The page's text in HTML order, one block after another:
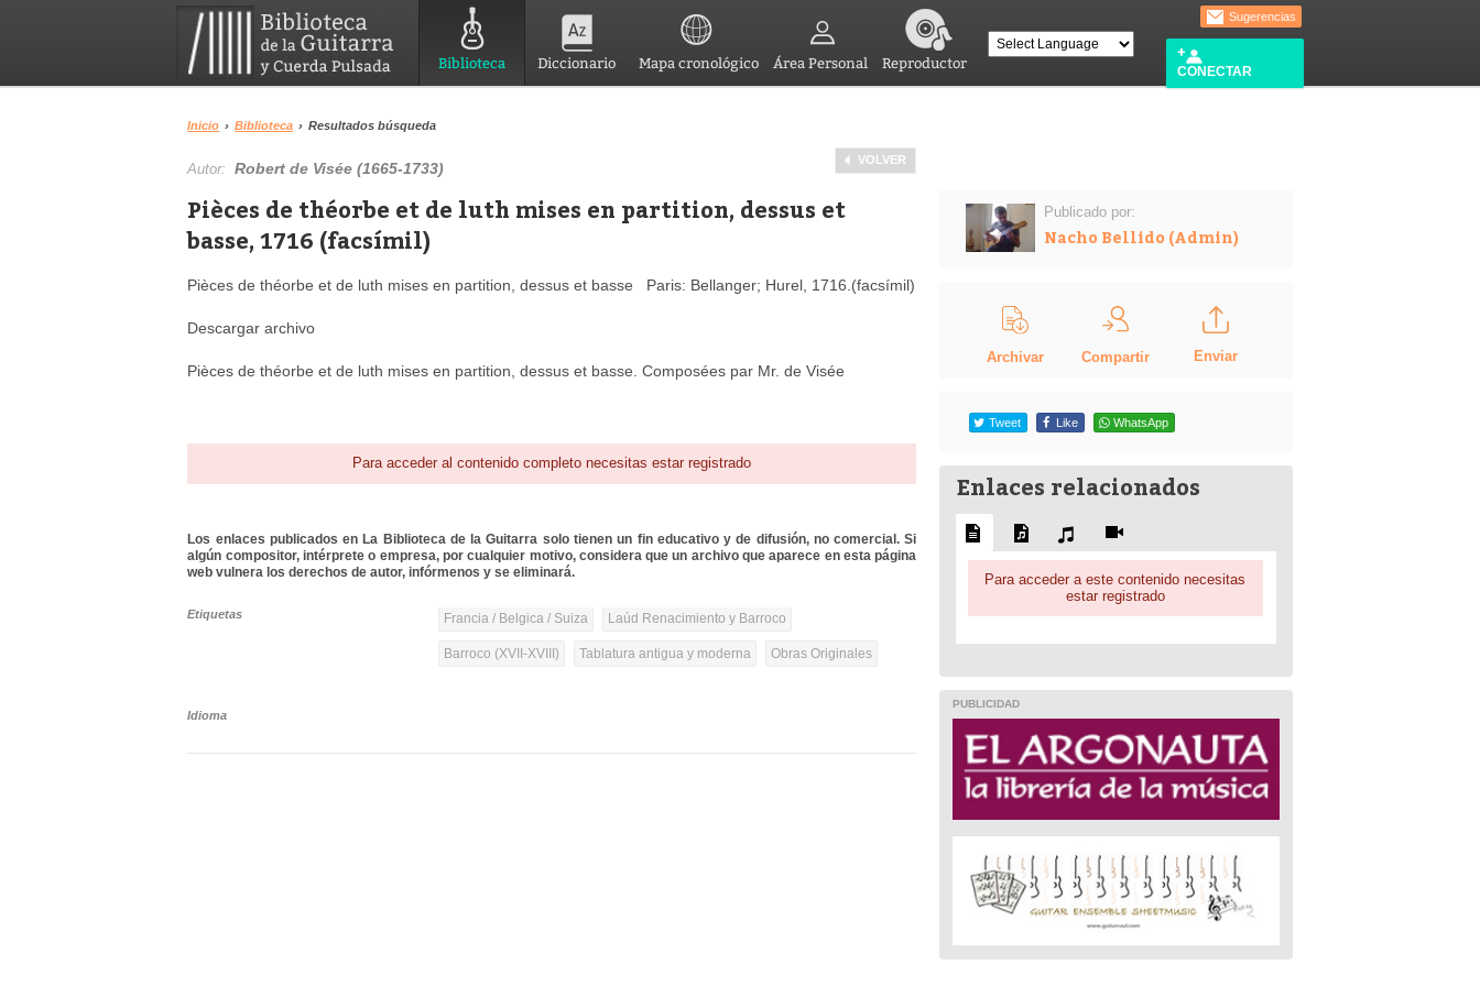
Biblioteca Diccionario Mapa cronológico Área Personal Reproductor
Sugerencias
CONECTAR
Inicio › Biblioteca › Resultados búsqueda
VOLVER
Autor:Robert de Visée (1665-1733)
Pièces de théorbe et de luth mises en partition, dessus et
basse, 1716 (facsímil)
Pièces de théorbe et de luth mises en partition, dessus et basse Paris: Bellanger; Hurel, 1716.(facsímil)
Descargar archivo
Pièces de théorbe et de luth mises en partition, dessus et basse. Composées par Mr. de Visée
Para acceder al contenido completo necesitas estar registrado
Los enlaces publicados en La Biblioteca de la Guitarra solo tienen un fin educativo y de difusión, no comercial. Si
algún compositor, intérprete o empresa, por cualquier motivo, considera que un archivo que aparece en esta página
web vulnera los derechos de autor, infórmenos y se eliminará.
Etiquetas Francia / Belgica / Suiza Laúd Renacimiento y Barroco
Barroco (XVII-XVIII) Tablatura antigua y moderna Obras Originales
Idioma
Publicado por:
Nacho Bellido (Admin)
Archivar Compartir Enviar
Tweet Like WhatsApp
Enlaces relacionados
Para acceder a este contenido necesitas
estar registrado
PUBLICIDAD